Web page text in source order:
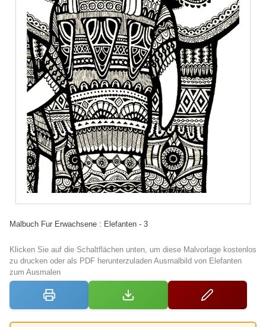
Malbuch Fur Erwachsene : Elefanten - 3
Klicken Sie auf die Schaltflächen unten, um diese Malvorlage kostenlos
zu drucken oder als PDF herunterzuladen Ausmalbild von Elefanten
zum Ausmalen